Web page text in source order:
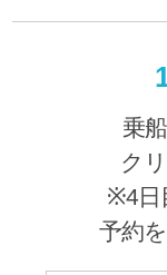
乗
ク
※4日
予約